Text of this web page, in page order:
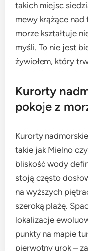
takich miejsc
mewy krążące nad
morze kształtuje
myśli. To nie jest
żywiołem, który
Kurorty
pokoje z
Kurorty
takie jak Mielno
bliskość wody
stoją często
na wyższych
szeroką plażę.
lokalizacje
punkty na mapie
pierwotny urok –